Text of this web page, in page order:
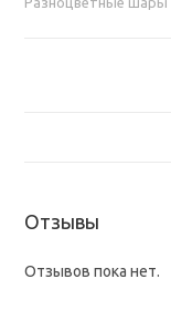
Отзывы
Отзывов пока нет.